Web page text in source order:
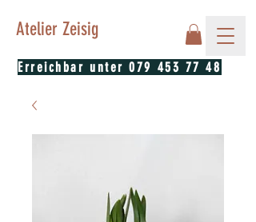
Erreichbar unter079 453 77 48
Atelier Zeisig